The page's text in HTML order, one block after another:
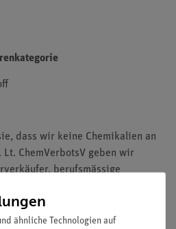
dass wir keine Chemikalien an
ChemVerbotsV geben wir
berufsmässige
ähnliche Technologien auf